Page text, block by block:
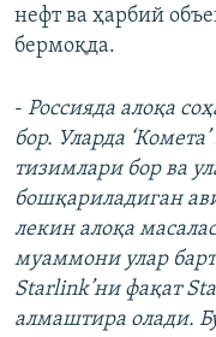
нефт ва ҳарбий
бермоқда.
- Россияда алоқа
бор. Уларда
тизимлари бор ва
бошқариладиган
лекин алоқа
муаммони улар
Starlink’ни фақат
алмаштира олади.